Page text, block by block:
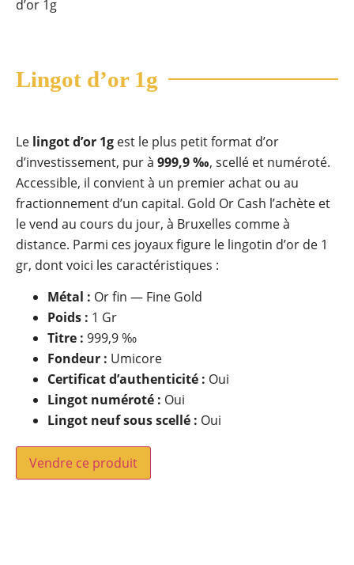
d’or 1g
Lingot d’or 1g
Le lingot d’or 1g est le plus petit format d’or
d’investissement, pur à 999,9 ‰, scellé et numéroté.
Accessible, il convient à un premier achat ou au
fractionnement d’un capital. Gold Or Cash l’achète et
le vend au cours du jour, à Bruxelles comme à
distance. Parmi ces joyaux figure le lingotin d’or de 1
gr, dont voici les caractéristiques :
Métal : Or fin — Fine Gold
Poids : 1 Gr
Titre : 999,9 ‰
Fondeur : Umicore
Certificat d’authenticité : Oui
Lingot numéroté : Oui
Lingot neuf sous scellé : Oui
Vendre ce produit